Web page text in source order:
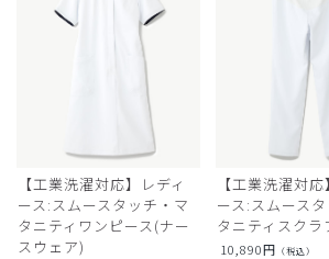
【工業洗濯対応】レディ
ース:スムースタッチ・マ
タニティワンピース(ナー
スウェア)
【工業洗濯対応
ース:スムース
タニティスクラ
10,890円 （税込）